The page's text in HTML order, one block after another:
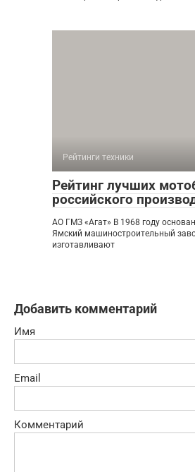
Рейтинги техники
Рейтинг лучших
российского
АО ГМЗ «Агат» В 1968 году
Ямский машиностроительный
изготавливают
Добавить комментарий
Имя
Email
Комментарий